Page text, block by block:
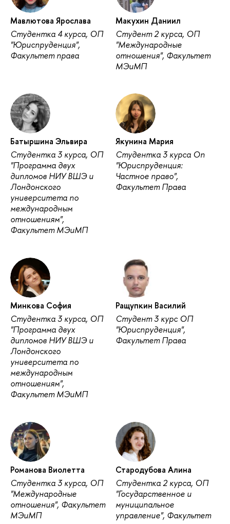
Мавлютова Ярослава
Студентка 4 курса, ОП
"Юриспруденция",
Факультет права
Макухин Даниил
Студент 2 курса, ОП
"Международные
отношения", Факультет
МЭиМП
Батыршина Эльвира
Студентка 3 курса, ОП
"Программа двух
дипломов НИУ ВШЭ и
Лондонского
университета по
международным
отношениям",
Факультет МЭиМП
Якунина Мария
Студентка 3 курса Оп
"Юриспруденция:
Частное право",
Факультет Права
Минкова София
Студентка 3 курса, ОП
"Программа двух
дипломов НИУ ВШЭ и
Лондонского
университета по
международным
отношениям",
Факультет МЭиМП
Ращупкин Василий
Студент 3 курс ОП
"Юриспруденция",
Факультет Права
Романова Виолетта
Студентка 3 курса, ОП
"Международные
отношения", Факультет
МЭиМП
Стародубова Алина
Студентка 2 курса, ОП
"Государственное и
муниципальное
управление", Факультет